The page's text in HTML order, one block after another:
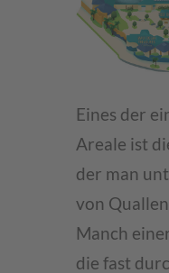
Eines der
Areale ist
der man
von
Manch
die fast